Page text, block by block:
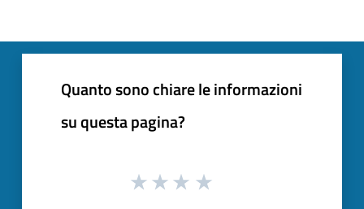
Quanto sono chiare le informazioni
su questa pagina?